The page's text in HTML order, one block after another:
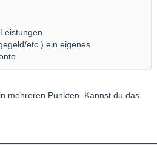
etc.) ein eigenes
mehreren Punkten. Kannst du das